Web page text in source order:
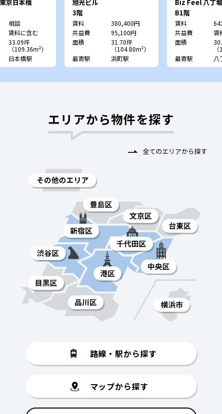
京日本橋
相談
賃料に含む
33.09坪
（109.36m²）
日本橋駅
旭光ビル
3階
賃料
380,400円
共益費
95,100円
面積
31.70坪
（104.80m²）
最寄駅
浜町駅
Biz Feel 八丁
三雄舎印刷本社
B1階
賃料
共益費
賃
面積
最寄駅
八
エリアから物件を探す
全てのエリアから探す
路線・駅から探す
マップから探す